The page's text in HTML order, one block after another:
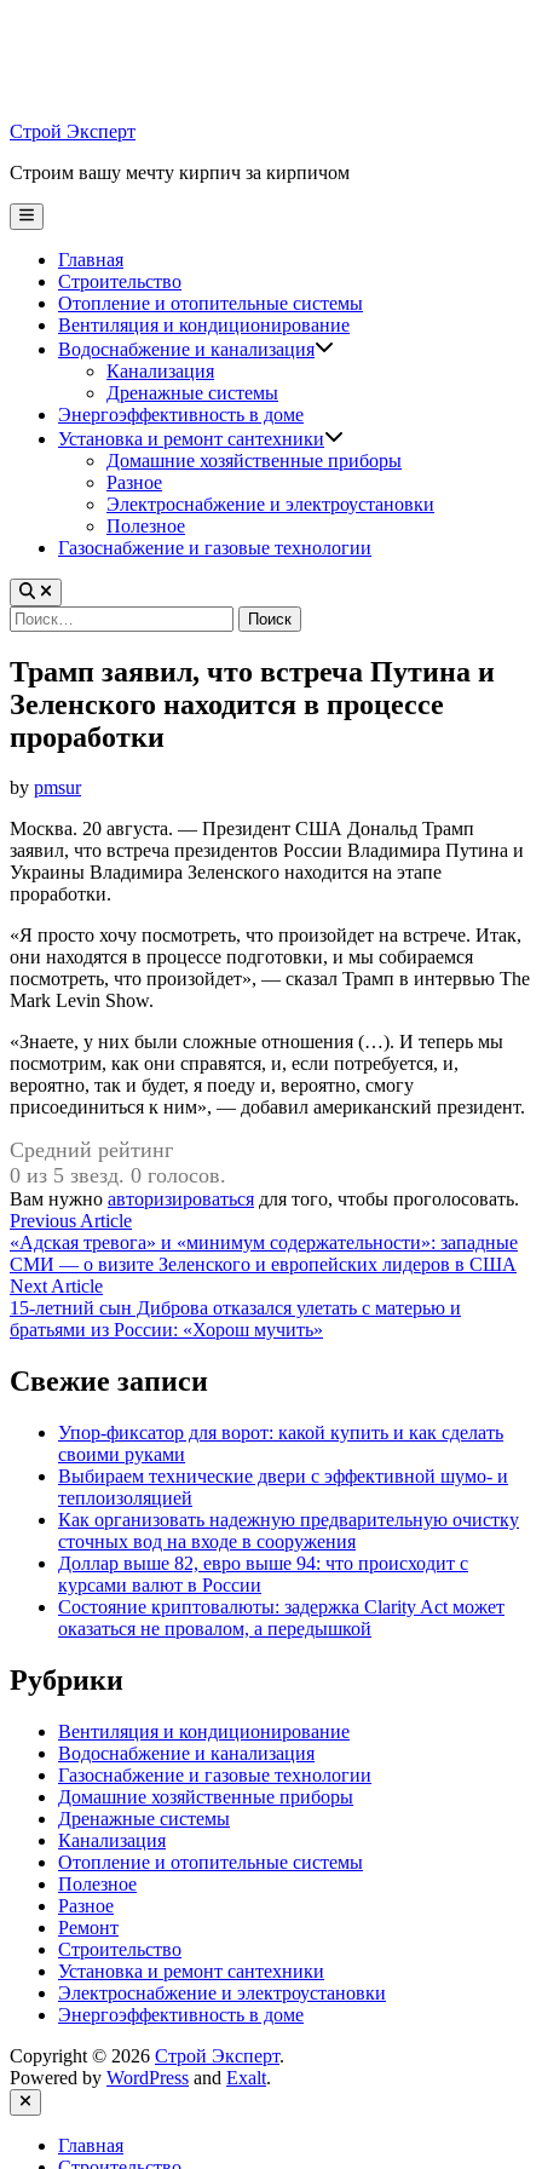
Строй Эксперт
Строим вашу мечту кирпич за кирпичом
Main
Menu
Главная
Строительство
Отопление и отопительные системы
Вентиляция и кондиционирование
Водоснабжение и канализация
Канализация
Дренажные системы
Энергоэффективность в доме
Установка и ремонт сантехники
Домашние хозяйственные приборы
Разное
Электроснабжение и электроустановки
Полезное
Газоснабжение и газовые технологии
Найти:
Трамп заявил, что встреча Путина и
Зеленского находится в процессе
проработки
by pmsur
Москва. 20 августа. — Президент США Дональд Трамп
заявил, что встреча президентов России Владимира Путина и
Украины Владимира Зеленского находится на этапе
проработки.
«Я просто хочу посмотреть, что произойдет на встрече. Итак,
они находятся в процессе подготовки, и мы собираемся
посмотреть, что произойдет», — сказал Трамп в интервью The
Mark Levin Show.
«Знаете, у них были сложные отношения (…). И теперь мы
посмотрим, как они справятся, и, если потребуется, и,
вероятно, так и будет, я поеду и, вероятно, смогу
присоединиться к ним», — добавил американский президент.
Средний рейтинг
0 из 5 звезд. 0 голосов.
Вам нужно авторизироваться для того, чтобы проголосовать.
Навигация
по
записям
Previous ArticlePrevious
article:
«Адская тревога» и «минимум содержательности»: западные
СМИ — о визите Зеленского и европейских лидеров в США
Next ArticleNext
article:
15-летний сын Диброва отказался улетать с матерью и
братьями из России: «Хорош мучить»
Свежие записи
Упор-фиксатор для ворот: какой купить и как сделать
своими руками
Выбираем технические двери с эффективной шумо- и
теплоизоляцией
Как организовать надежную предварительную очистку
сточных вод на входе в сооружения
Доллар выше 82, евро выше 94: что происходит с
курсами валют в России
Состояние криптовалюты: задержка Clarity Act может
оказаться не провалом, а передышкой
Рубрики
Вентиляция и кондиционирование
Водоснабжение и канализация
Газоснабжение и газовые технологии
Домашние хозяйственные приборы
Дренажные системы
Канализация
Отопление и отопительные системы
Полезное
Разное
Ремонт
Строительство
Установка и ремонт сантехники
Электроснабжение и электроустановки
Энергоэффективность в доме
Copyright © 2026 Строй Эксперт.
Powered by WordPress and Exalt.
Close
Главная